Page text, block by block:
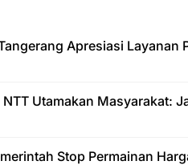
Apresiasi Layanan
Utamakan Masyarakat:
Stop Permainan